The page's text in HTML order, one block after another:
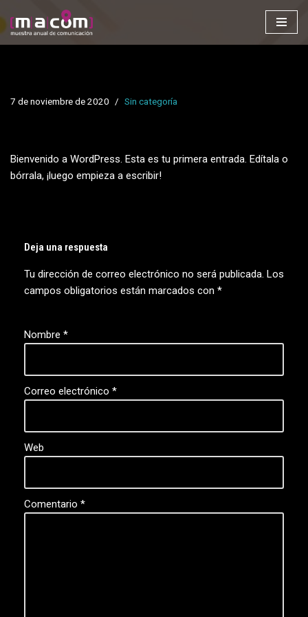
Saltar
7 de noviembre de 2020 Sin categoría
Bienvenido a WordPress. Esta es tu primera entrada. Edítala o
bórrala, ¡luego empieza a escribir!
Deja una respuesta
Tu dirección de correo electrónico no será publicada. Los
campos obligatorios están marcados con *
Nombre *
Correo electrónico *
Web
Comentario *